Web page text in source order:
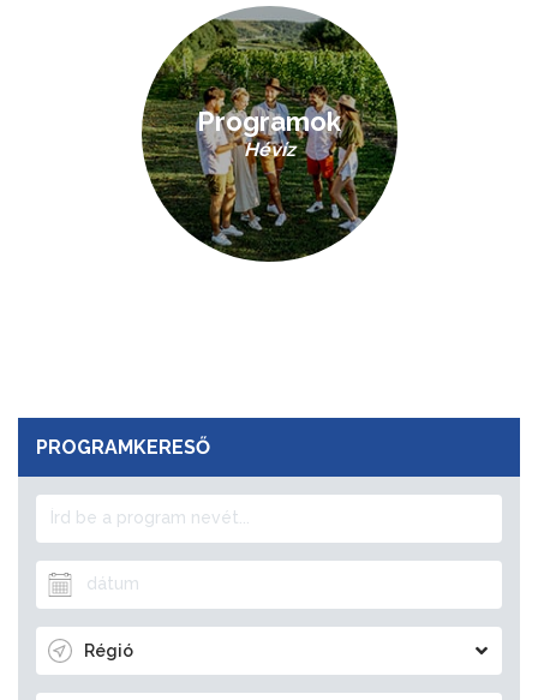
Programok
Hévíz
PROGRAMKERESŐ
Régió